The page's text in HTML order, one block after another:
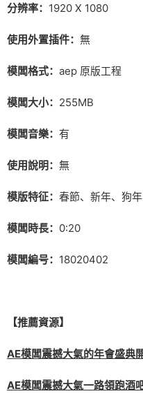
分辨率： 1920 X 1080
使用外置插件： 無
模闆格式： aep 原版工程
模闆大小： 255MB
模闆音樂： 有
使用說明： 無
模版特征： 春節、新年、狗
模闆時長： 0:20
模闆編号： 18020402
【推薦資源】
AE模闆震撼大氣的年會盛典
AE模闆震撼大氣一路領跑酒